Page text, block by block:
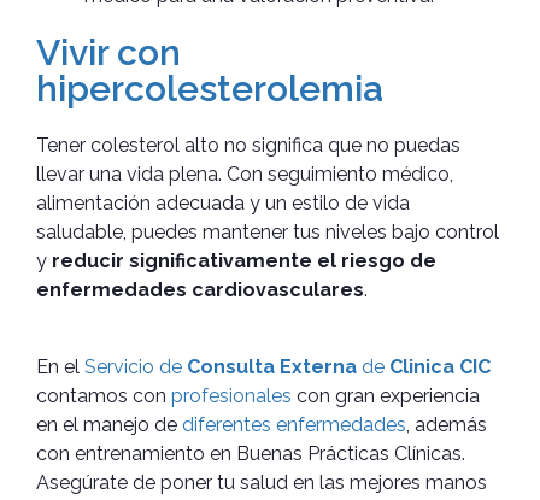
Vivir con
hipercolesterolemia
Tener colesterol alto no significa que no puedas
llevar una vida plena. Con seguimiento médico,
alimentación adecuada y un estilo de vida
saludable, puedes mantener tus niveles bajo control
y reducir significativamente el riesgo de
enfermedades cardiovasculares.
En el Servicio de Consulta Externa de Clinica CIC
contamos con profesionales con gran experiencia
en el manejo de diferentes enfermedades , además
con entrenamiento en Buenas Prácticas Clínicas.
Asegúrate de poner tu salud en las mejores manos